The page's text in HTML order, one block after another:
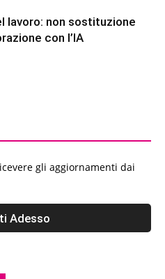
lavoro: non sostituzione
con l’IA
gli aggiornamenti dai